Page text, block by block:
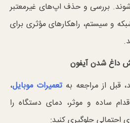
بررسی و حذف اپ‌های غیرمعتبر
و سیستم، راهکارهای مؤثری برای
داغ شدن آیفون
قبل از مراجعه به تعمیرات موبایل،
ساده و موثر، دمای دستگاه را
جلوگیری کنید: